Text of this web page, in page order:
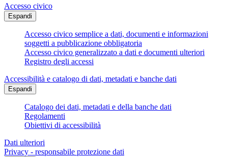
Accesso civico
Espandi
Accesso civico semplice a dati, documenti e informazioni
soggetti a pubblicazione obbligatoria
Accesso civico generalizzato a dati e documenti ulteriori
Registro degli accessi
Accessibilità e catalogo di dati, metadati e banche dati
Espandi
Catalogo dei dati, metadati e della banche dati
Regolamenti
Obiettivi di accessibilità
Dati ulteriori
Privacy - responsabile protezione dati